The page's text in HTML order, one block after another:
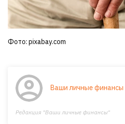
Фото: pixabay.com
Ваши личные финансы
Редакция "Ваши личные финансы"